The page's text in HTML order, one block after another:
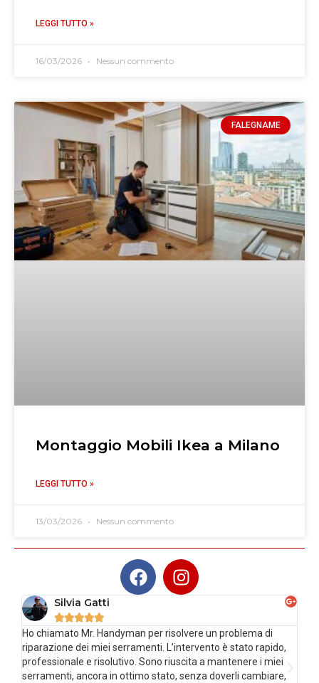
LEGGI TUTTO »
16/03/2026 Nessun commento
FALEGNAME
Montaggio Mobili Ikea a Milano
LEGGI TUTTO »
13/03/2026 Nessun commento
Silvia Gatti

Ho chiamato Mr. Handyman per risolvere un problema di
riparazione dei miei serramenti. L’intervento è stato rapido,
professionale e risolutivo. Sono riuscita a mantenere i miei
serramenti, ancora in ottimo stato, senza doverli cambiare,